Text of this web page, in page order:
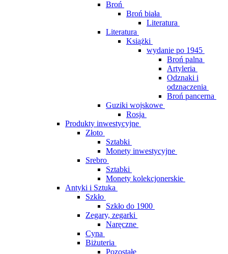
Broń
Broń biała
Literatura
Literatura
Książki
wydanie po 1945
Broń palna
Artyleria
Odznaki i
odznaczenia
Broń pancerna
Guziki wojskowe
Rosja
Produkty inwestycyjne
Złoto
Sztabki
Monety inwestycyjne
Srebro
Sztabki
Monety kolekcjonerskie
Antyki i Sztuka
Szkło
Szkło do 1900
Zegary, zegarki
Naręczne
Cyna
Biżuteria
Pozostałe